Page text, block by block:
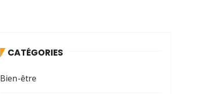
CATÉGORIES
Bien-être